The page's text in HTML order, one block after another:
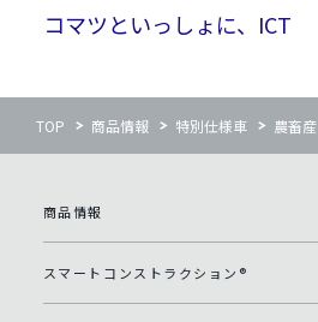
コマツといっしょに、ICT
TOP 商品情報 特別仕様車 農畜産
商品情報
スマートコンストラクション®